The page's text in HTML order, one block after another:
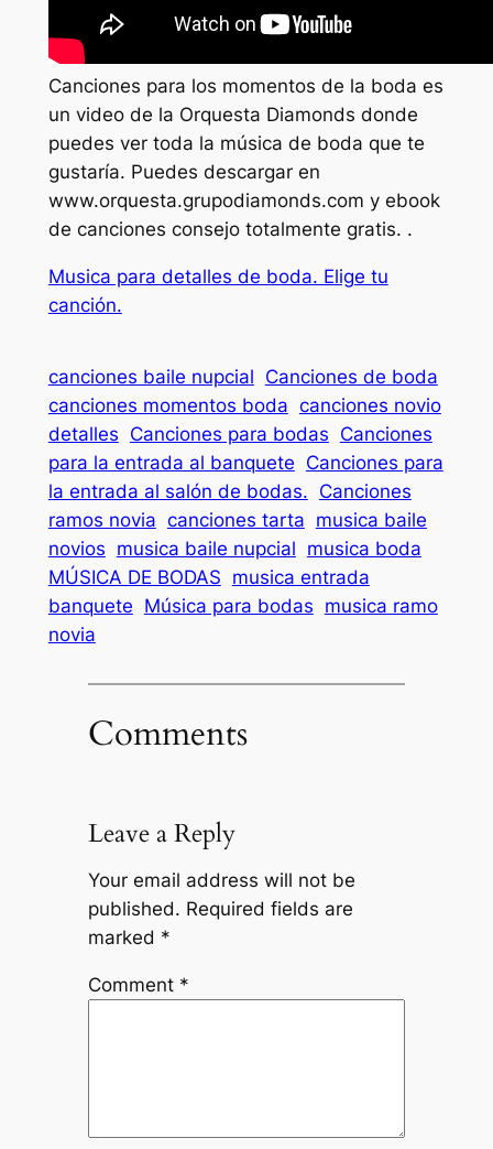
Canciones para los momentos de la boda es
un video de la Orquesta Diamonds donde
puedes ver toda la música de boda que te
gustaría. Puedes descargar en
www.orquesta.grupodiamonds.com y ebook
de canciones consejo totalmente gratis. .
Musica para detalles de boda. Elige tu
canción.
canciones baile nupcial Canciones de boda
canciones momentos boda canciones novio
detalles Canciones para bodas Canciones
para la entrada al banquete Canciones para
la entrada al salón de bodas. Canciones
ramos novia canciones tarta musica baile
novios musica baile nupcial musica boda
MÚSICA DE BODAS musica entrada
banquete Música para bodas musica ramo
novia
Comments
Leave a Reply
Your email address will not be
published. Required fields are
marked *
Comment *